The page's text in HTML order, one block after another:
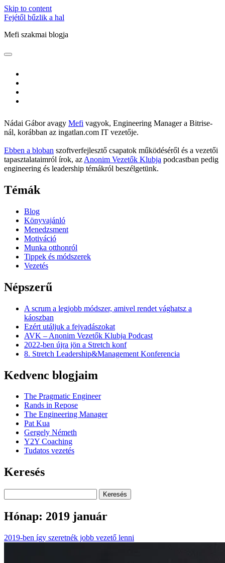
Skip to content
Fejétől bűzlik a hal
Mefi szakmai blogja
open
menu
Nádai Gábor avagy Mefi vagyok, Engineering Manager a Bitrise-
nál, korábban az ingatlan.com IT vezetője.
Ebben a bloban szoftverfejlesztő csapatok működéséről és a vezetői
tapasztalataimról írok, az Anonim Vezetők Klubja podcastban pedig
engineering és leadership témákról beszélgetünk.
Témák
Blog
Könyvajánló
Menedzsment
Motiváció
Munka otthonról
Tippek és módszerek
Vezetés
Népszerű
A scrum a legjobb módszer, amivel rendet vághatsz a
káoszban
Ezért utáljuk a fejvadászokat
AVK – Anonim Vezetők Klubja Podcast
2022-ben újra jön a Stretch konf
8. Stretch Leadership&Management Konferencia
Kedvenc blogjaim
The Pragmatic Engineer
Rands in Repose
The Engineering Manager
Pat Kua
Gergely Németh
Y2Y Coaching
Tudatos vezetés
Keresés
Hónap: 2019 január
2019-ben így szeretnék jobb vezető lenni